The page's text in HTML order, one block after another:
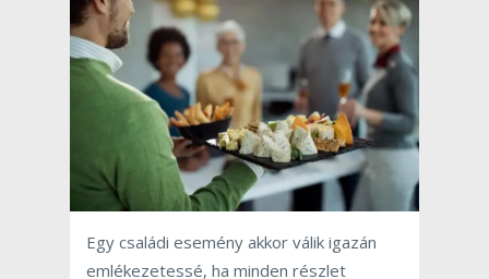
Egy családi esemény akkor válik igazán
emlékezetessé, ha minden részlet